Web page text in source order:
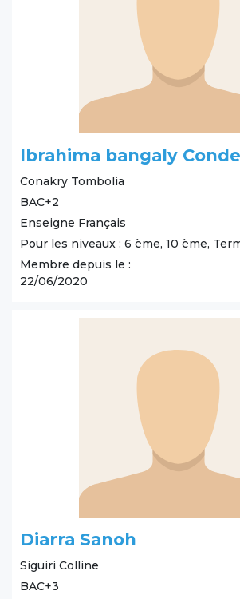
Ibrahima bangaly Conde
Conakry Tombolia
BAC+2
Enseigne Français
Pour les niveaux : 6 ème, 10 ème,
Membre depuis le :
22/06/2020
Diarra Sanoh
Siguiri Colline
BAC+3